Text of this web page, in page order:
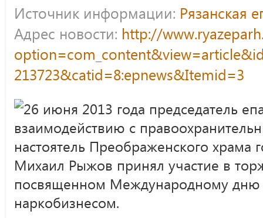
Источник информации: Рязанская
Адрес новости: http://
213723&catid=8:epnews&Itemid=3
26 июня 2013 года председатель
взаимодействию с
настоятель Преображенского храма
Михаил Рыжов принял участие в
посвященном Международному дню
наркобизнесом.